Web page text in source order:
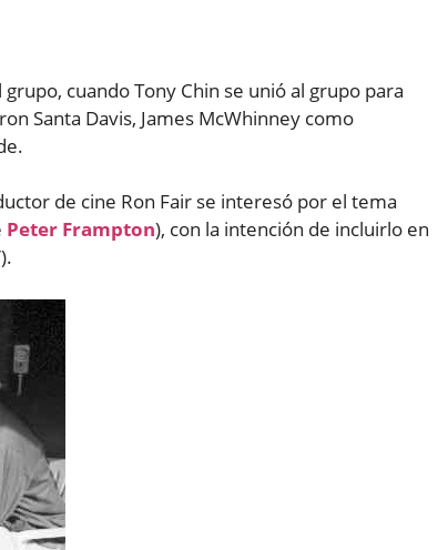
cuando Tony Chin se unió al grupo para
Santa Davis, James McWhinney como
de cine Ron Fair se interesó por el tema
Peter Frampton), con la intención de incluirlo en